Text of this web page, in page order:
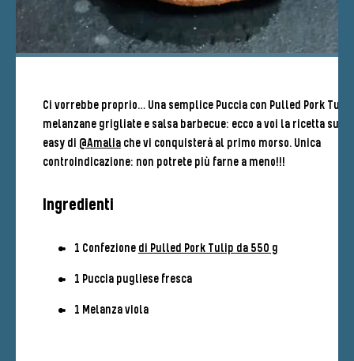
Ci vorrebbe proprio… Una semplice Puccia con Pulled Pork
melanzane grigliate e salsa barbecue: ecco a voi la ricetta
easy di @Amaliache vi conquisterà al primo morso. Unica
controindicazione: non potrete più farne a meno!!!
Ingredienti
1 Confezione di Pulled Pork Tulip da 550 g
1 Puccia pugliese fresca
1 Melanza viola